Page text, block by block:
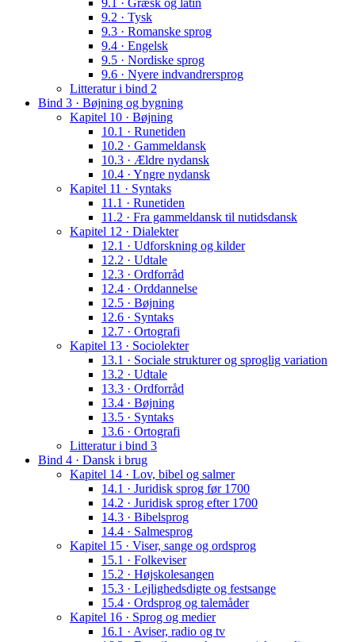
9.1 · Græsk og latin
9.2 · Tysk
9.3 · Romanske sprog
9.4 · Engelsk
9.5 · Nordiske sprog
9.6 · Nyere indvandrersprog
Litteratur i bind 2
Bind 3 · Bøjning og bygning
Kapitel 10 · Bøjning
10.1 · Runetiden
10.2 · Gammeldansk
10.3 · Ældre nydansk
10.4 · Yngre nydansk
Kapitel 11 · Syntaks
11.1 · Runetiden
11.2 · Fra gammeldansk til nutidsdansk
Kapitel 12 · Dialekter
12.1 · Udforskning og kilder
12.2 · Udtale
12.3 · Ordforråd
12.4 · Orddannelse
12.5 · Bøjning
12.6 · Syntaks
12.7 · Ortografi
Kapitel 13 · Sociolekter
13.1 · Sociale strukturer og sproglig variation
13.2 · Udtale
13.3 · Ordforråd
13.4 · Bøjning
13.5 · Syntaks
13.6 · Ortografi
Litteratur i bind 3
Bind 4 · Dansk i brug
Kapitel 14 · Lov, bibel og salmer
14.1 · Juridisk sprog før 1700
14.2 · Juridisk sprog efter 1700
14.3 · Bibelsprog
14.4 · Salmesprog
Kapitel 15 · Viser, sange og ordsprog
15.1 · Folkeviser
15.2 · Højskolesangen
15.3 · Lejlighedsdigte og festsange
15.4 · Ordsprog og talemåder
Kapitel 16 · Sprog og medier
16.1 · Aviser, radio og tv